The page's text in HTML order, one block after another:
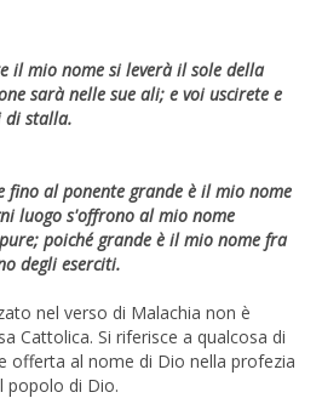
il mio nome si leverà il sole della
sarà nelle sue ali; e voi uscirete e
di stalla.
fino al ponente grande è il mio nome
luogo s'offrono al mio nome
poiché grande è il mio nome fra
degli eserciti.
nel verso di Malachia non è
Cattolica. Si riferisce a qualcosa di
offerta al nome di Dio nella profezia
popolo di Dio.